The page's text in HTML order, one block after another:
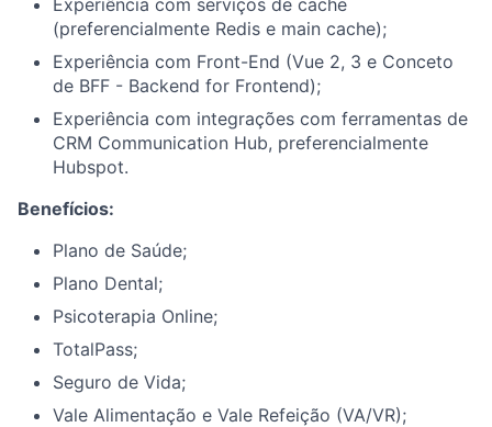
Experiência com serviços de cache
(preferencialmente Redis e main cache);
Experiência com Front-End (Vue 2, 3 e Conceto
de BFF - Backend for Frontend);
Experiência com integrações com ferramentas de
CRM Communication Hub, preferencialmente
Hubspot.
Benefícios:
Plano de Saúde;
Plano Dental;
Psicoterapia Online;
TotalPass;
Seguro de Vida;
Vale Alimentação e Vale Refeição (VA/VR);